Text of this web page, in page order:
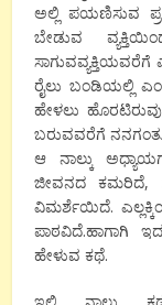
ಅಲ್ಲಿ ಪಯಣಿಸುವ
ಬೇಡುವ
ಸಾಗುವವ್ಯಕ್ತಿಯವರೆಗೆ
ರೈಲು ಬಂಡಿಯಲ್ಲಿ
ಹೇಳಲು
ಬರುವವರೆಗೆ
ಆ ನಾಲ್ಕು
ಜೀವನದ ಕಮರಿದೆ,
ವಿಮರ್ಶೆಯಿದೆ.
ಪಾಠವಿದೆ.ಹಾಗಾಗಿ
ಹೇಳುವ ಕಥೆ.